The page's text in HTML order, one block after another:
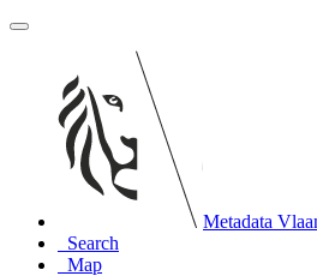
Metadata
Search
Map